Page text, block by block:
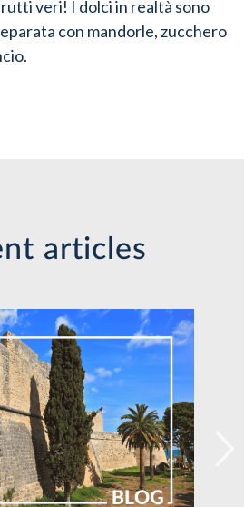
veri! I dolci in realtà sono
con mandorle, zucchero
articles